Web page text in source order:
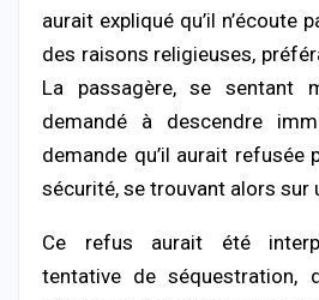
aurait expliqué qu’il n’écoute
des raisons religieuses,
La passagère,sesentant
demandé à descendre
demande qu’il aurait refusée
sécurité, se trouvant alors sur
Ce refus aurait été
tentative deséquestration,